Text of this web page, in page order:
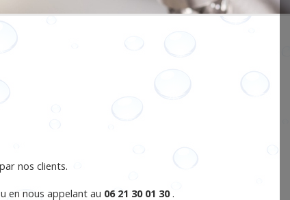
nos clients.
en nous appelant au 06 21 30 01 30.